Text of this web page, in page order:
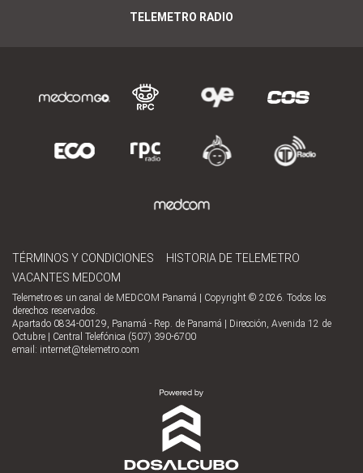
TELEMETRO RADIO
TÉRMINOS Y CONDICIONES
HISTORIA DE TELEMETRO
VACANTES MEDCOM
Telemetro es un canal de MEDCOM Panamá | Copyright © 2026. Todos los
derechos reservados.
Apartado 0834-00129, Panamá - Rep. de Panamá | Dirección, Avenida 12 de
Octubre | Central Telefónica (507) 390-6700
email: internet@telemetro.com